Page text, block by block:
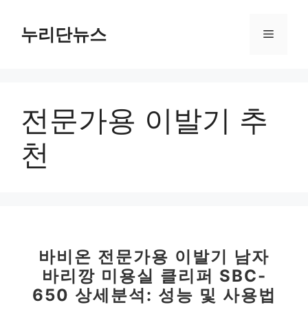
누리단뉴스 메
전문가용 이발기 추
천
바비온 전문가용 이발기 남자
바리깡 미용실 클리퍼 SBC-
650 상세분석: 성능 및 사용법